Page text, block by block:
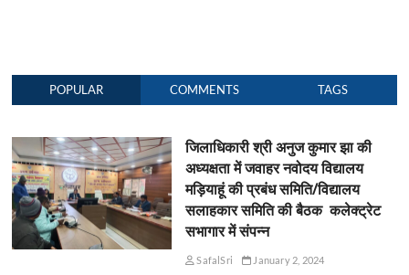
POPULAR COMMENTS TAGS
जिलाधिकारी श्री अनुज कुमार झा की
अध्यक्षता में जवाहर नवोदय विद्यालय
मड़ियाहूं की प्रबंध समिति/विद्यालय
सलाहकार समिति की बैठक कलेक्ट्रेट
सभागार में संपन्न
SafalSri
January 2, 2024